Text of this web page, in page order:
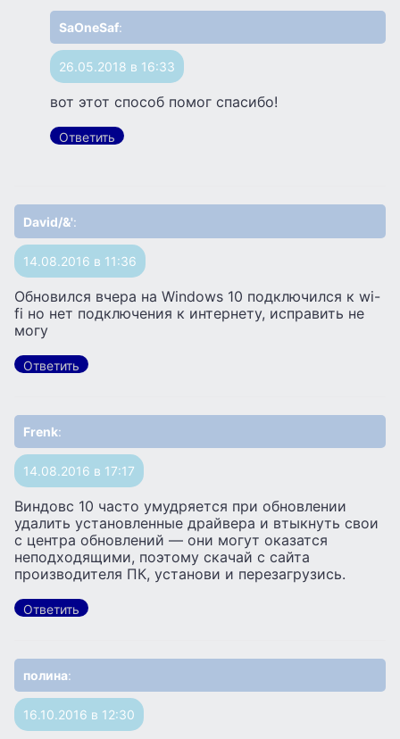
SaOneSaf:
26.05.2018 в 16:33
вот этот способ помог спасибо!
Ответить
David/&':
14.08.2016 в 11:36
Обновился вчера на Windows 10 подключился к wi-
fi но нет подключения к интернету, исправить не
могу
Ответить
Frenk:
14.08.2016 в 17:17
Виндовс 10 часто умудряется при обновлении
удалить установленные драйвера и втыкнуть свои
с центра обновлений — они могут оказатся
неподходящими, поэтому скачай с сайта
производителя ПК, установи и перезагрузись.
Ответить
полина:
16.10.2016 в 12:30